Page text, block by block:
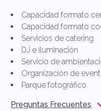
Capacidad formato
Capacidad formato
Servicios de catering
DJ e iluminación
Servicio de
Organización de
Parque fotográfico
Preguntas Frecuentes